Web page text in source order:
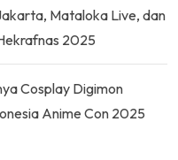
Mataloka Live, dan
2025
Cosplay Digimon
Anime Con 2025